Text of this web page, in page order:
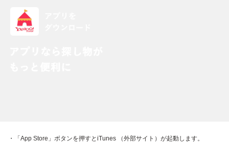
・「App Store」ボタンを押すとiTunes （外部サイト）が起動します。